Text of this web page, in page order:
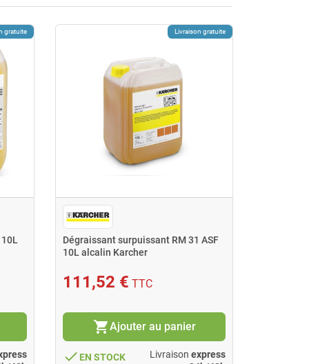
gratuite Livraison gratuite
Dégraissant surpuissant RM 31 ASF
10L alcalin Karcher
111,52 € TTC
shopping_cartAjouter au panier
done EN STOCK Livraison express